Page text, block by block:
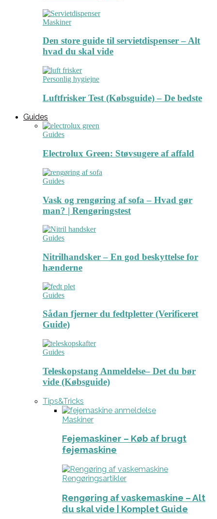
Maskiner
Den store guide til servietdispenser – Alt
hvad du skal vide
Personlig hygiejne
Luftfrisker Test (Købsguide) – De bedste
Guides
Guides
Electrolux Green: Støvsugere af affald
Guides
Vask og rengøring af sofa – Hvad gør
man? | Rengøringstest
Guides
Nitrilhandsker – En god beskyttelse for
hænderne
Guides
Sådan fjerner du fedtpletter (Verificeret
Guide)
Guides
Teleskopstang Anmeldelse– Det du bør
vide (Købsguide)
Tips&Tricks
Maskiner
Fejemaskiner – Køb af brugt
fejemaskine
Rengøringsartikler
Rengøring af vaskemaskine – Alt
du skal vide | Komplet Guide